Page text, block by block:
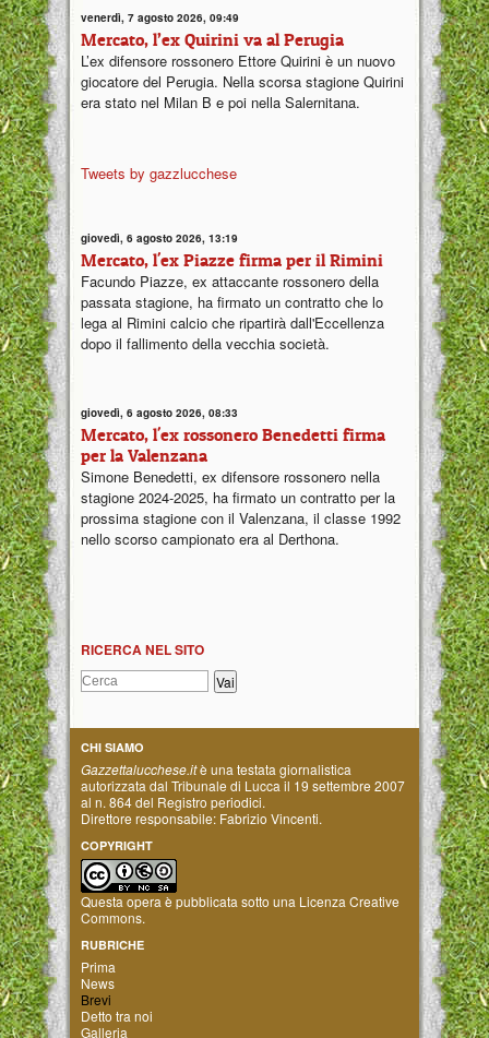
venerdì, 7 agosto 2026, 09:49
Mercato, l’ex Quirini va al Perugia
L’ex difensore rossonero Ettore Quirini è un nuovo
giocatore del Perugia. Nella scorsa stagione Quirini
era stato nel Milan B e poi nella Salernitana.
Tweets by gazzlucchese
giovedì, 6 agosto 2026, 13:19
Mercato, l'ex Piazze firma per il Rimini
Facundo Piazze, ex attaccante rossonero della
passata stagione, ha firmato un contratto che lo
lega al Rimini calcio che ripartirà dall'Eccellenza
dopo il fallimento della vecchia società.
giovedì, 6 agosto 2026, 08:33
Mercato, l'ex rossonero Benedetti firma
per la Valenzana
Simone Benedetti, ex difensore rossonero nella
stagione 2024-2025, ha firmato un contratto per la
prossima stagione con il Valenzana, il classe 1992
nello scorso campionato era al Derthona.
RICERCA NEL SITO
CHI SIAMO
Gazzettalucchese.itè una testata giornalistica
autorizzata dal Tribunale di Lucca il 19 settembre 2007
al n. 864 del Registro periodici.
Direttore responsabile: Fabrizio Vincenti.
COPYRIGHT
Questa opera è pubblicata sotto una Licenza Creative
Commons.
RUBRICHE
Prima
News
Brevi
Detto tra noi
Galleria